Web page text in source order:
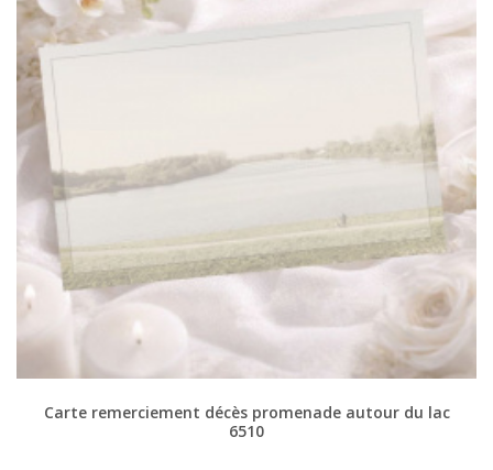
Carte remerciement décès promenade autour du lac
6510